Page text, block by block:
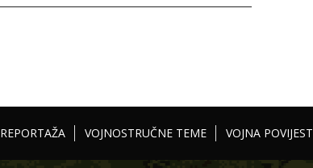
REPORTAŽA VOJNOSTRUČNE TEME VOJNA POVIJEST